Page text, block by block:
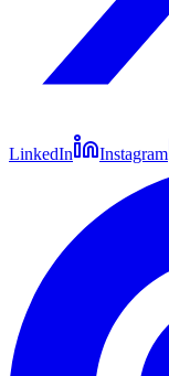
LinkedIn Instagram